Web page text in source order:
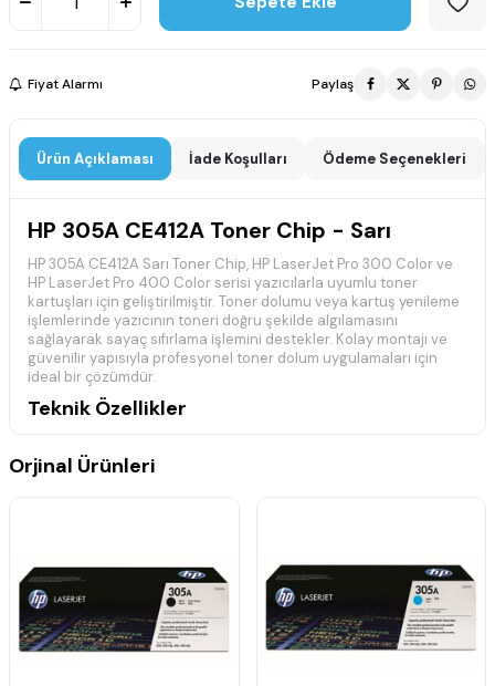
Fiyat Alarmı Paylaş
Ürün Açıklaması İade Koşulları Ödeme Seçenekleri
HP 305A CE412A Toner Chip - Sarı
HP 305A CE412A Sarı Toner Chip, HP LaserJet Pro 300 Color ve
HP LaserJet Pro 400 Color serisi yazıcılarla uyumlu toner
kartuşları için geliştirilmiştir. Toner dolumu veya kartuş yenileme
işlemlerinde yazıcının toneri doğru şekilde algılamasını
sağlayarak sayaç sıfırlama işlemini destekler. Kolay montajı ve
güvenilir yapısıyla profesyonel toner dolum uygulamaları için
ideal bir çözümdür.
Teknik Özellikler
Uyumlu Toner Modeli: HP 305A
Ürün Kodu (MPN): CE412A
Desi: 1
Uyumlu Yazıcı Modelleri
HP LaserJet Pro 300 Color M351a
HP LaserJet Pro 300 Color MFP M375nw
Orjinal Ürünleri